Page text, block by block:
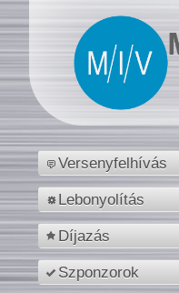
Versenyfelhívás
Lebonyolítás
Díjazás
Szponzorok